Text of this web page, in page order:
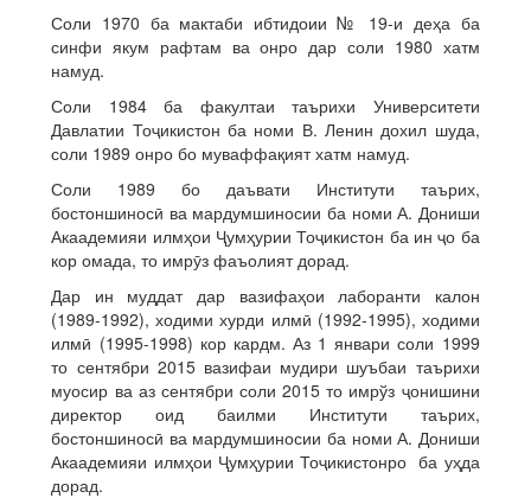
Соли 1970 ба мактаби ибтидоии № 19-и деҳа ба
синфи якум рафтам ва онро дар соли 1980 хатм
намуд.
Соли 1984 ба факултаи таърихи Университети
Давлатии Тоҷикистон ба номи В. Ленин дохил шуда,
соли 1989 онро бо муваффақият хатм намуд.
Соли 1989 бо даъвати Институти таърих,
бостоншиносӣ ва мардумшиносии ба номи А. Дониши
Акаадемияи илмҳои Ҷумҳурии Тоҷикистон ба ин ҷо ба
кор омада, то имрӯз фаъолият дорад.
Дар ин муддат дар вазифаҳои лаборанти калон
(1989-1992), ходими хурди илмӣ (1992-1995), ходими
илмӣ (1995-1998) кор кардм. Аз 1 январи соли 1999
то сентябри 2015 вазифаи мудири шуъбаи таърихи
муосир ва аз сентябри соли 2015 то имрўз ҷонишини
директор оид баилми Институти таърих,
бостоншиносӣ ва мардумшиносии ба номи А. Дониши
Акаадемияи илмҳои Ҷумҳурии Тоҷикистонро ба уҳда
дорад.